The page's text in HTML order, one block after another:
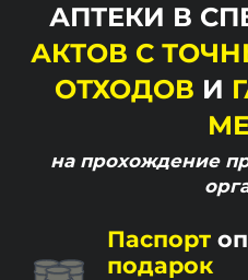
АПТЕКИ В
АКТОВ С
ОТХОДОВ И
на прохождение
Паспорт
подарок